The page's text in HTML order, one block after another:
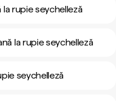
la rupie seychelleză
la rupie seychelleză
seychelleză